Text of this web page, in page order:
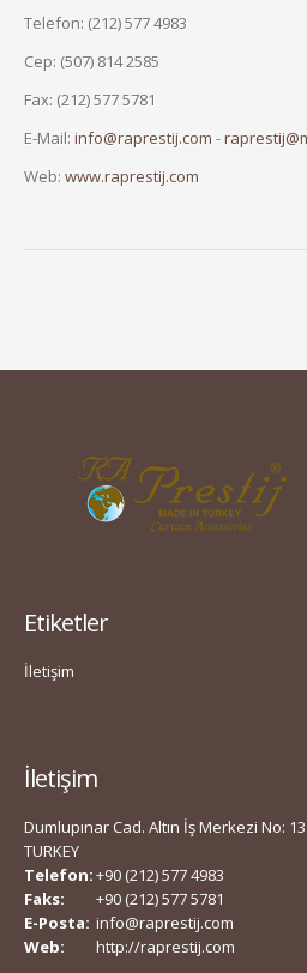
Telefon: (212) 577 4983
Cep: (507) 814 2585
Fax: (212) 577 5781
E-Mail: info@raprestij.com -
Web: www.raprestij.com
Etiketler
İletişim
İletişim
Dumlupınar Cad. Altın İş Merkezi No:
TURKEY
Telefon:+90 (212) 577 4983
Faks:
+90 (212) 577 5781
E-Posta: info@raprestij.com
Web:
http://raprestij.com